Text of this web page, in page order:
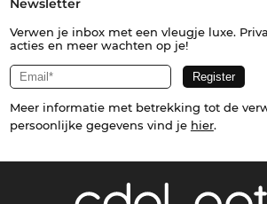
Newsletter
Verwen je inbox met een vleugje luxe.
acties en meer wachten op je!
Meer informatie met betrekking tot de
persoonlijke gegevens vind je hier.